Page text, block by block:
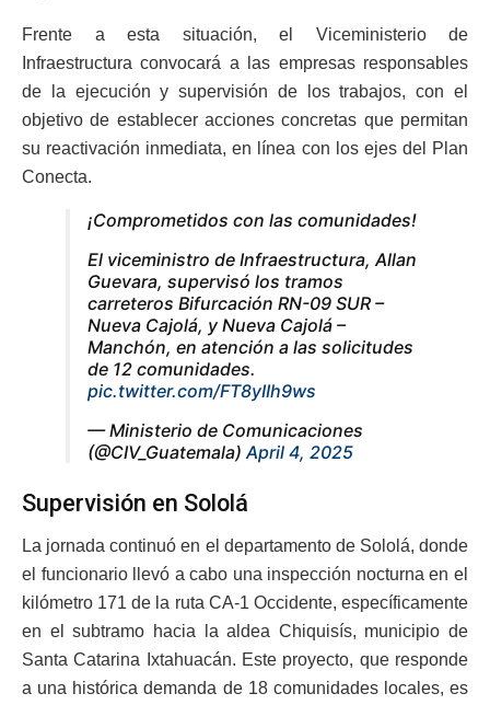
Frente a esta situación, el Viceministerio de
Infraestructura convocará a las empresas responsables
de la ejecución y supervisión de los trabajos, con el
objetivo de establecer acciones concretas que permitan
su reactivación inmediata, en línea con los ejes del Plan
Conecta.
¡Comprometidos con las comunidades!
El viceministro de Infraestructura, Allan
Guevara, supervisó los tramos
carreteros Bifurcación RN-09 SUR –
Nueva Cajolá, y Nueva Cajolá –
Manchón, en atención a las solicitudes
de 12 comunidades.
pic.twitter.com/FT8yIIh9ws
— Ministerio de Comunicaciones
(@CIV_Guatemala)April 4, 2025
Supervisión en Sololá
La jornada continuó en el departamento de Sololá, donde
el funcionario llevó a cabo una inspección nocturna en el
kilómetro 171 de la ruta CA-1 Occidente, específicamente
en el subtramo hacia la aldea Chiquisís, municipio de
Santa Catarina Ixtahuacán. Este proyecto, que responde
a una histórica demanda de 18 comunidades locales, es